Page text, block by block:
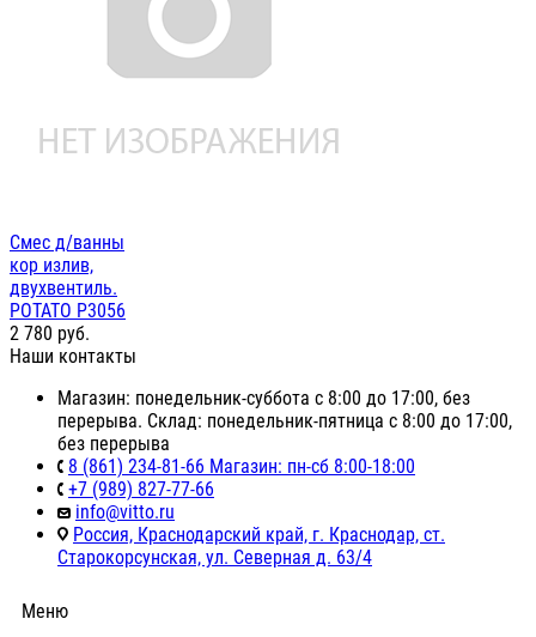
Смес д/ванны
кор излив,
двухвентиль.
POTATO P3056
2 780 руб.
Наши контакты
Магазин: понедельник-суббота с 8:00 до 17:00, без
перерыва. Склад: понедельник-пятница с 8:00 до 17:00,
без перерыва
8 (861) 234-81-66 Магазин: пн-сб 8:00-18:00
+7 (989) 827-77-66
info@vitto.ru
Россия, Краснодарский край, г. Краснодар, ст.
Старокорсунская, ул. Северная д. 63/4
Меню